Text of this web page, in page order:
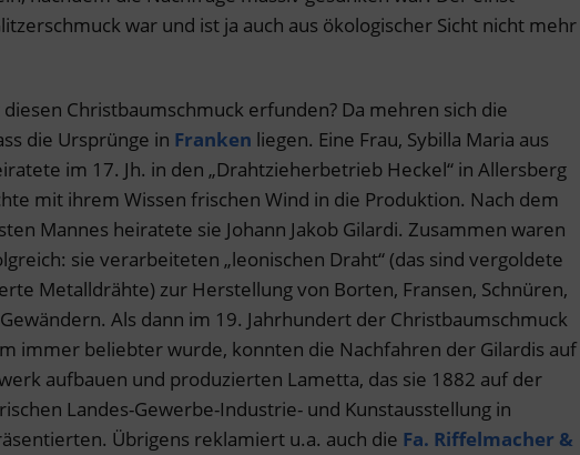
war und ist ja auch aus ökologischer Sicht nicht mehr
Christbaumschmuck erfunden? Da mehren sich die
die Ursprünge in Franken liegen. Eine Frau, Sybilla Maria aus
im 17. Jh. in den „Drahtzieherbetrieb Heckel“ in Allersberg
mit ihrem Wissen frischen Wind in die Produktion. Nach dem
Mannes heiratete sie Johann Jakob Gilardi. Zusammen waren
sie verarbeiteten „leonischen Draht“ (das sind vergoldete
Metalldrähte) zur Herstellung von Borten, Fransen, Schnüren,
Als dann im 19. Jahrhundert der Christbaumschmuck
immer beliebter wurde, konnten die Nachfahren der Gilardis auf
aufbauen und produzierten Lametta, das sie 1882 auf der
Landes-Gewerbe-Industrie- und Kunstausstellung in
Übrigens reklamiert u.a. auch die Fa. Riffelmacher &